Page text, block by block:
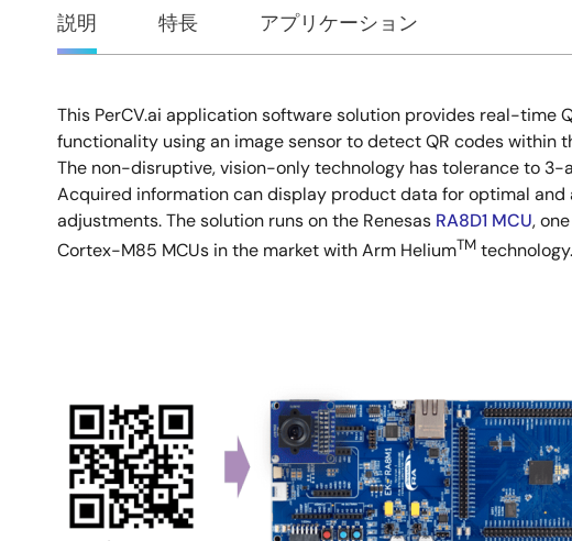
概
説明 特長 アプリケーション
説
明
This PerCV.ai application software solution provides real-time
functionality using an image sensor to detect QR codes within
The non-disruptive, vision-only technology has tolerance to 3-
Acquired information can display product data for optimal
adjustments. The solution runs on the Renesas RA8D1 MCU,
Cortex-M85 MCUs in the market with Arm HeliumTM technology.